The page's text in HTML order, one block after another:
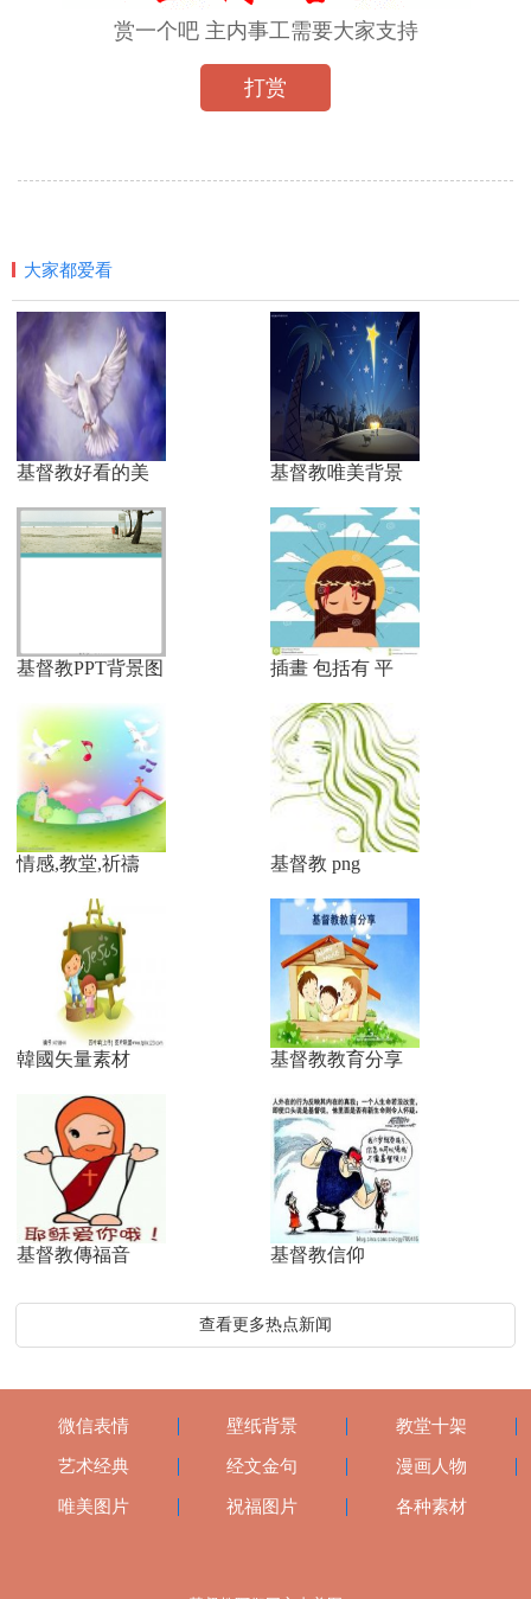
赏一个吧 主内事工需要大家支持
打赏
大家都爱看
基督教好看的美 基督教唯美背景
基督教PPT背景图 插畫 包括有 平
情感,教堂,祈禱 基督教 png
韓國矢量素材 基督教教育分享
基督教傳福音 基督教信仰
查看更多热点新闻
微信表情 壁纸背景 教堂十架
艺术经典 经文金句 漫画人物
唯美图片 祝福图片 各种素材